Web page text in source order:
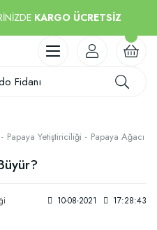
KARGO ÜCRETSİZ
Papaya Yetiştiriciliği Papaya Ağacı
10-08-2021 17:28:43